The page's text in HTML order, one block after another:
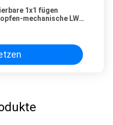
1x1 fügen
mechanische LWL-